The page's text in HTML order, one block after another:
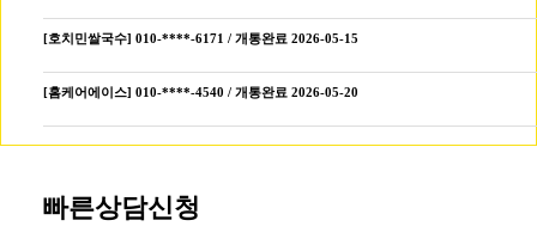
[호치민쌀국수] 010-****-6171 / 개통완료 2026-05-15
[홈케어에이스] 010-****-4540 / 개통완료 2026-05-20
빠른상담신청